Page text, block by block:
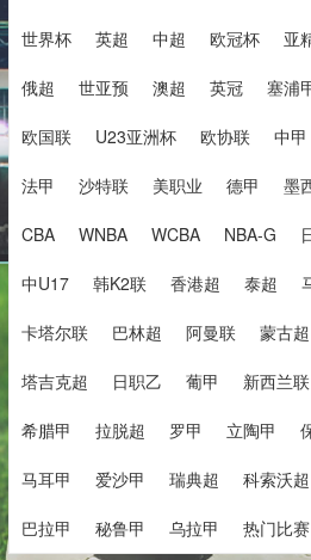
世界杯 英超 中超 欧冠杯 亚
俄超 世亚预 澳超 英冠 塞浦
欧国联 U23亚洲杯 欧协联 中甲
法甲 沙特联 美职业 德甲 墨
CBA WNBA WCBA NBA-G
中U17 韩K2联 香港超 泰超
卡塔尔联 巴林超 阿曼联 蒙古超
塔吉克超 日职乙 葡甲 新西兰联
希腊甲 拉脱超 罗甲 立陶甲
马耳甲 爱沙甲 瑞典超 科索沃超
巴拉甲 秘鲁甲 乌拉甲 热门比赛